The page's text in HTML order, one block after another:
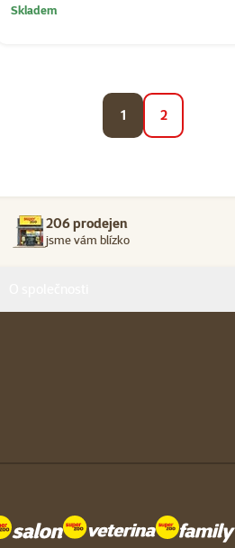
Skladem
1 2
206 prodejen
jsme vám blízko